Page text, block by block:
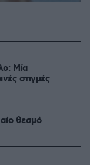
Μία
στιγμές
θεσμό